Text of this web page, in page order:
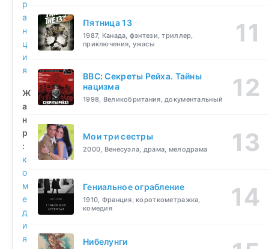
р
а
н
ц
и
я
Ж
а
н
р
:
к
о
м
е
д
и
я
Пятница 13
1987, Канада, фэнтези, триллер,
приключения, ужасы
BBC: Секреты Рейха. Тайны
нацизма
1998, Великобритания, документальный
Мои три сестры
2000, Венесуэла, драма, мелодрама
Гениальное ограбление
1910, Франция, короткометражка,
комедия
Нибелунги